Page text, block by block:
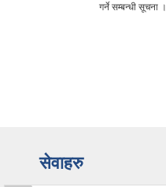
गर्ने सम्बन्धी सूचना ।
सेवाहरु